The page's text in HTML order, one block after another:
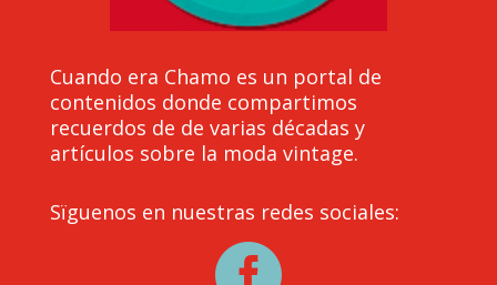
Cuando era Chamo es un portal de
contenidos donde compartimos
recuerdos de de varias décadas y
artículos sobre la moda vintage.
Sïguenos en nuestras redes sociales: